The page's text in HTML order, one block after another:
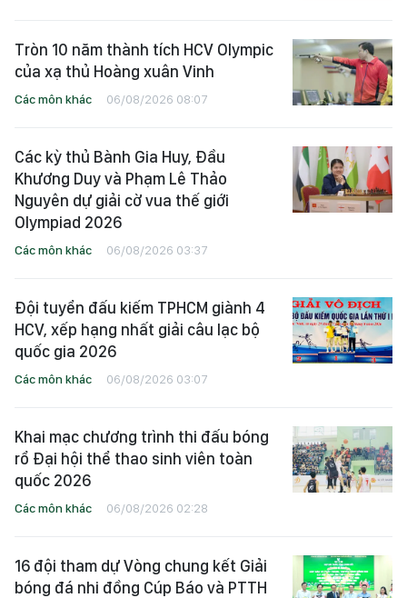
Tròn 10 năm thành tích HCV Olympic
của xạ thủ Hoàng xuân Vinh
Các môn khác 06/08/2026 08:07
Các kỳ thủ Bành Gia Huy, Đầu
Khương Duy và Phạm Lê Thảo
Nguyên dự giải cờ vua thế giới
Olympiad 2026
Các môn khác 06/08/2026 03:37
Đội tuyển đấu kiếm TPHCM giành 4
HCV, xếp hạng nhất giải câu lạc bộ
quốc gia 2026
Các môn khác 06/08/2026 03:07
Khai mạc chương trình thi đấu bóng
rổ Đại hội thể thao sinh viên toàn
quốc 2026
Các môn khác 06/08/2026 02:28
16 đội tham dự Vòng chung kết Giải
bóng đá nhi đồng Cúp Báo và PTTH